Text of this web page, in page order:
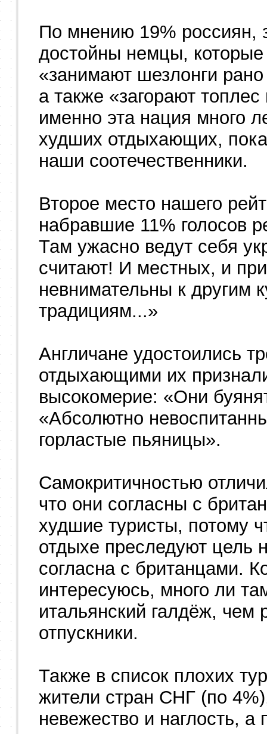
По мнению 19% россиян,
достойны немцы,
«занимают шезлонги
а также «загорают
именно эта нация много
худших отдыхающих,
наши соотечественники.
Второе место нашего
набравшие 11% голосов
Там ужасно ведут себя
считают! И местных, и
невнимательны к другим
традициям...»
Англичане удостоились
отдыхающими их
высокомерие: «Они
«Абсолютно
горластые пьяницы».
Самокритичностью
что они согласны с
худшие туристы, потому
отдыхе преследуют цель
согласна с британцами.
интересуюсь, много ли
итальянский галдёж, чем
отпускники.
Также в список плохих
жители стран СНГ (по
невежество и наглость, а